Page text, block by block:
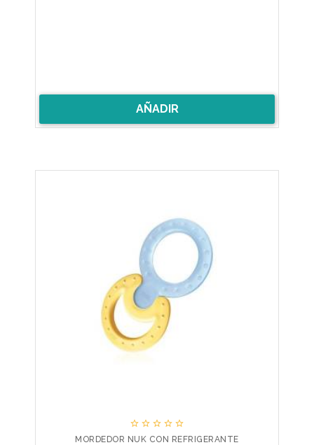
AÑADIR
    
MORDEDOR NUK CON REFRIGERANTE